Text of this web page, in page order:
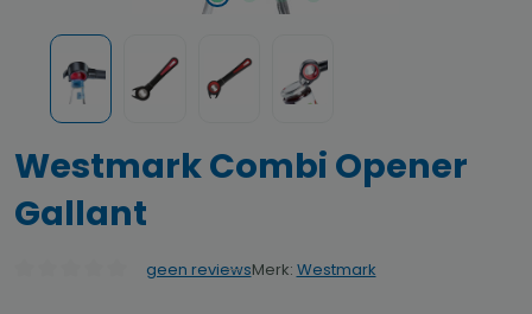
Westmark Combi Opener
Gallant
geen reviewsMerk: Westmark